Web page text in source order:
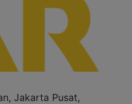
Jakarta Pusat,